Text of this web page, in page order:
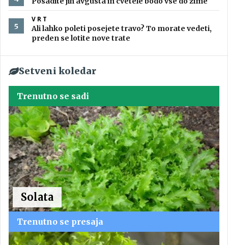
VRT
Ali lahko poleti posejete travo? To morate vedeti,
preden se lotite nove trate
Setveni koledar
Trenutno se sadi
Solata
Trenutno se presaja